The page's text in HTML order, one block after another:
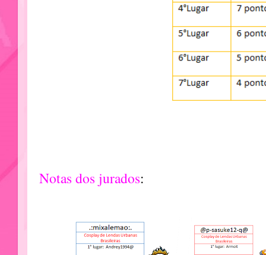
Notas dos jurados: